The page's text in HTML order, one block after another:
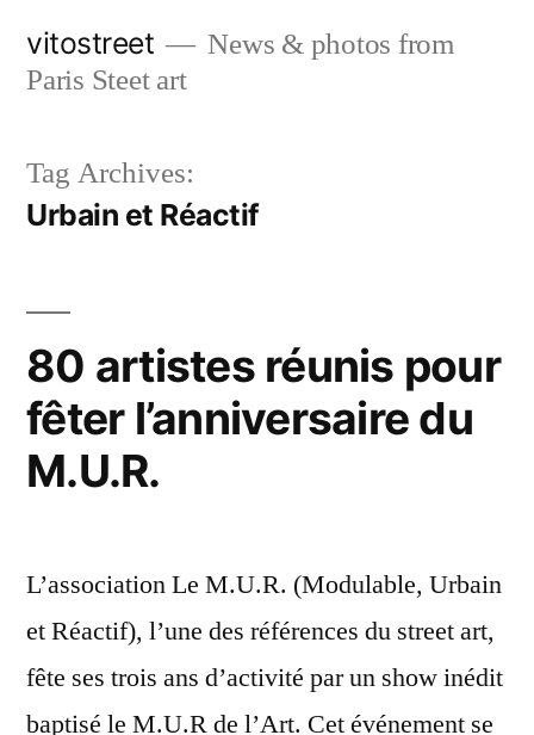
vitostreet
News & photos from
Paris Steet art
Tag Archives:
Urbain et Réactif
80 artistes réunis pour
fêter l’anniversaire du
M.U.R.
L’association Le M.U.R. (Modulable, Urbain
et Réactif), l’une des références du street art,
fête ses trois ans d’activité par un show inédit
baptisé le M.U.R de l’Art. Cet événement se